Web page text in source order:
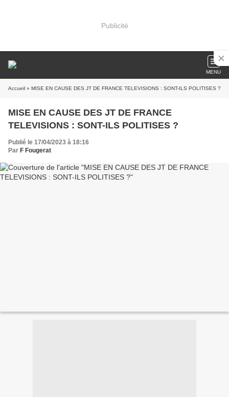
Publicité
MENU
Accueil » MISE EN CAUSE DES JT DE FRANCE TELEVISIONS : SONT-ILS POLITISES ?
MISE EN CAUSE DES JT DE FRANCE
TELEVISIONS : SONT-ILS POLITISES ?
Publié le 17/04/2023 à 18:16
Par F Fougerat